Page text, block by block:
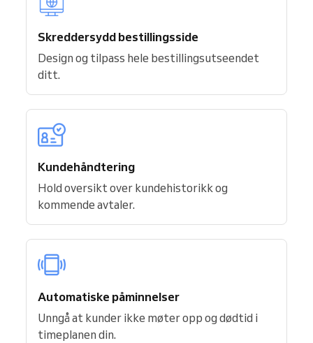
Skreddersydd bestillingsside
Design og tilpass hele bestillingsutseendet
ditt.
Kundehåndtering
Hold oversikt over kundehistorikk og
kommende avtaler.
Automatiske påminnelser
Unngå at kunder ikke møter opp og dødtid i
timeplanen din.